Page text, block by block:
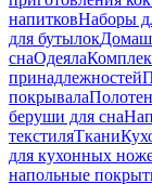
напитковНаборы
для бутылок
снаОдеяла
принадлежностей
покрывала
беруши для сна
текстиляТкани
для кухонных
напольные